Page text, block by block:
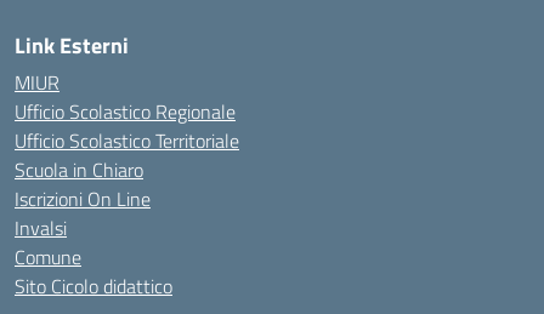
Link Esterni
MIUR
Ufficio Scolastico Regionale
Ufficio Scolastico Territoriale
Scuola in Chiaro
Iscrizioni On Line
Invalsi
Comune
Sito Cicolo didattico